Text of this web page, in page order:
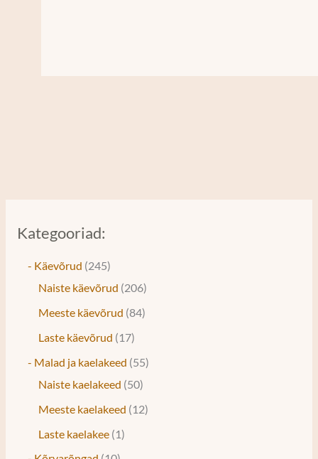
Kategooriad:
- Käevõrud 245
Naiste käevõrud 206
Meeste käevõrud 84
Laste käevõrud
17
- Malad ja kaelakeed 55
Naiste kaelakeed 50
Meeste kaelakeed
12
Laste kaelakee 1